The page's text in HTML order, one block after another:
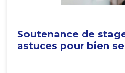
Soutenance de
astuces pour bien